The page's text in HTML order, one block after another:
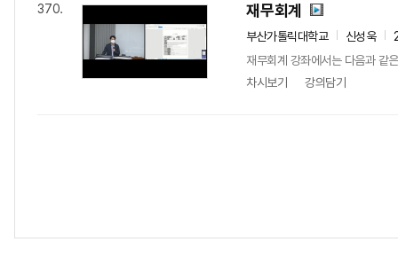
370. 재무회계
부산가톨릭대학교 신성욱
재무회계 강좌에서는 다음과 같
차시보기
강의담기